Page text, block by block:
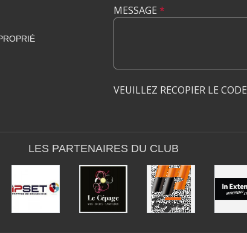
MESSAGE *
VEUILLEZ RECOPIER LE CODE
LES PARTENAIRES DU CLUB